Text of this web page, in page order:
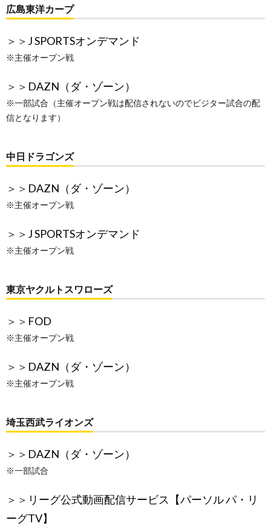
広島東洋カープ
＞＞ J SPORTSオンデマンド
※主催オープン戦
＞＞ DAZN（ダ・ゾーン）
※一部試合（主催オープン戦は配信されないのでビジター試合の配
信となります）
中日ドラゴンズ
＞＞ DAZN（ダ・ゾーン）
※主催オープン戦
＞＞ J SPORTSオンデマンド
※主催オープン戦
東京ヤクルトスワローズ
＞＞ FOD
※主催オープン戦
＞＞ DAZN（ダ・ゾーン）
※主催オープン戦
埼玉西武ライオンズ
＞＞ DAZN（ダ・ゾーン）
※一部試合
＞＞ リーグ公式動画配信サービス【パーソル パ・リ
ーグTV】